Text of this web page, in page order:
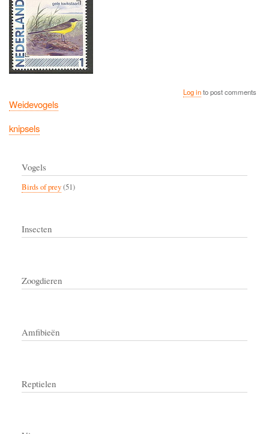
Log into post comments
Weidevogels
knipsels
Vogels
Birds of prey(51)
Insecten
Zoogdieren
Amfibieën
Reptielen